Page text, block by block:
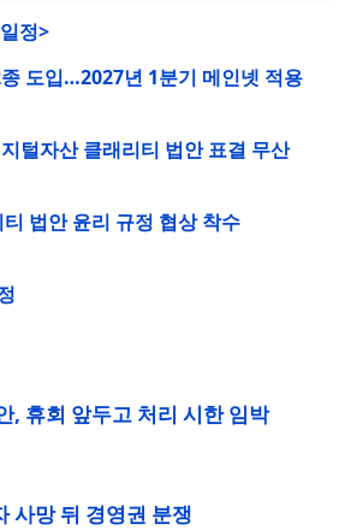
정>
도입…2027년 1분기 메인넷 적용
털자산 클래리티 법안 표결 무산
법안 윤리 규정 협상 착수
, 휴회 앞두고 처리 시한 임박
사망 뒤 경영권 분쟁